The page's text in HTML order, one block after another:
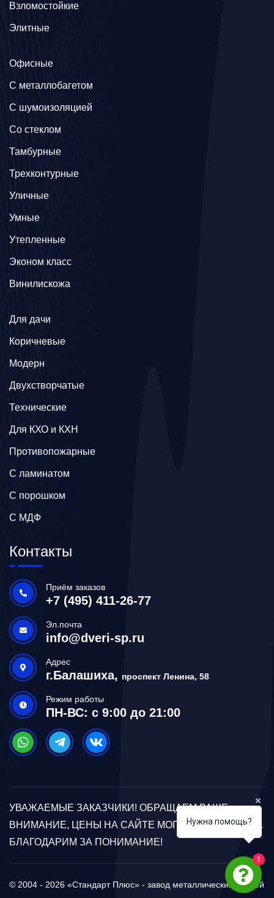
Взломостойкие
Элитные
Офисные
C металлобагетом
С шумоизоляцией
Со стеклом
Тамбурные
Трехконтурные
Уличные
Умные
Утепленные
Эконом класс
Винилискожа
Для дачи
Коричневые
Модерн
Двухстворчатые
Технические
Для КХО и КХН
Противопожарные
С ламинатом
С порошком
С МДФ
Контакты
Приём заказов
+7 (495) 411-26-77
Эл.почта
info@dveri-sp.ru
Адрес
г.Балашиха, проспект Ленина, 58
Режим работы
ПН-ВС: с 9:00 до 21:00
УВАЖАЕМЫЕ ЗАКАЗЧИКИ! ОБРАЩАЕМ ВАШЕ
ВНИМАНИЕ, ЦЕНЫ НА САЙТЕ МОГУТ ОТЛИЧАТЬСЯ.
БЛАГОДАРИМ ЗА ПОНИМАНИЕ!
© 2004 - 2026 «Стандарт Плюс» - завод металлических дверей
Нужна помощь?
1